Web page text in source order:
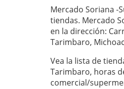
Mercado Soriana -
tiendas. Mercado
en la dirección:
Tarimbaro,
Vea la lista de
Tarimbaro, horas
comercial/